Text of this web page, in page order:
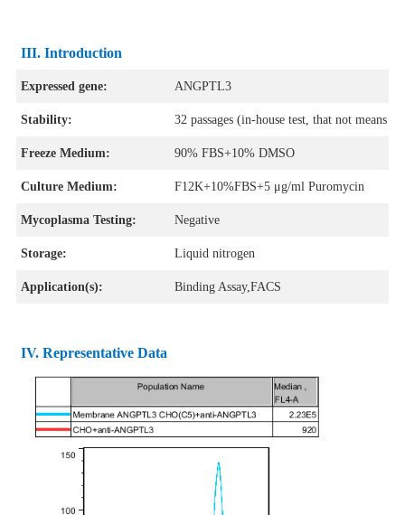
III. Introduction
Expressed gene: ANGPTL3
Stability: 32 passages (in-house test, that not means
Freeze Medium: 90% FBS+10% DMSO
Culture Medium: F12K+10%FBS+5 μg/ml Puromycin
Mycoplasma Testing: Negative
Storage: Liquid nitrogen
Application(s): Binding Assay,FACS
IV. Representative Data